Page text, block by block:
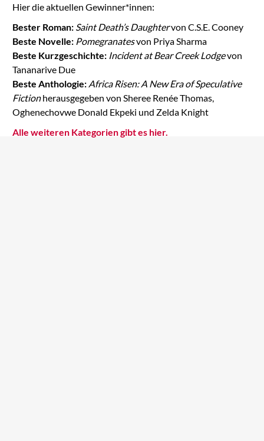
Hier die aktuellen Gewinner*innen:
Bester Roman: Saint Death’s Daughtervon C.S.E. Cooney
Beste Novelle: Pomegranatesvon Priya Sharma
Beste Kurzgeschichte: Incident at Bear Creek Lodgevon
Tananarive Due
Beste Anthologie: Africa Risen: A New Era of Speculative
Fictionherausgegeben von Sheree Renée Thomas,
Oghenechovwe Donald Ekpeki und Zelda Knight
Alle weiteren Kategorien gibt es hier.